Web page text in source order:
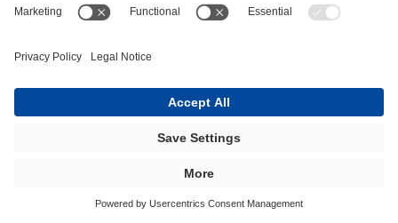
koji ispunjavaju najviše zahtjeve u pogledu
osmozu?
Tada ste uz kompozitne materijale društva
BÜFA na pravom putu.
Nudimo vam gelaste premaze i završne
premaze na bazi ISO-a/NPG-a i ISO-a za
isporučujemo visokokvalitetne VE ljepljive